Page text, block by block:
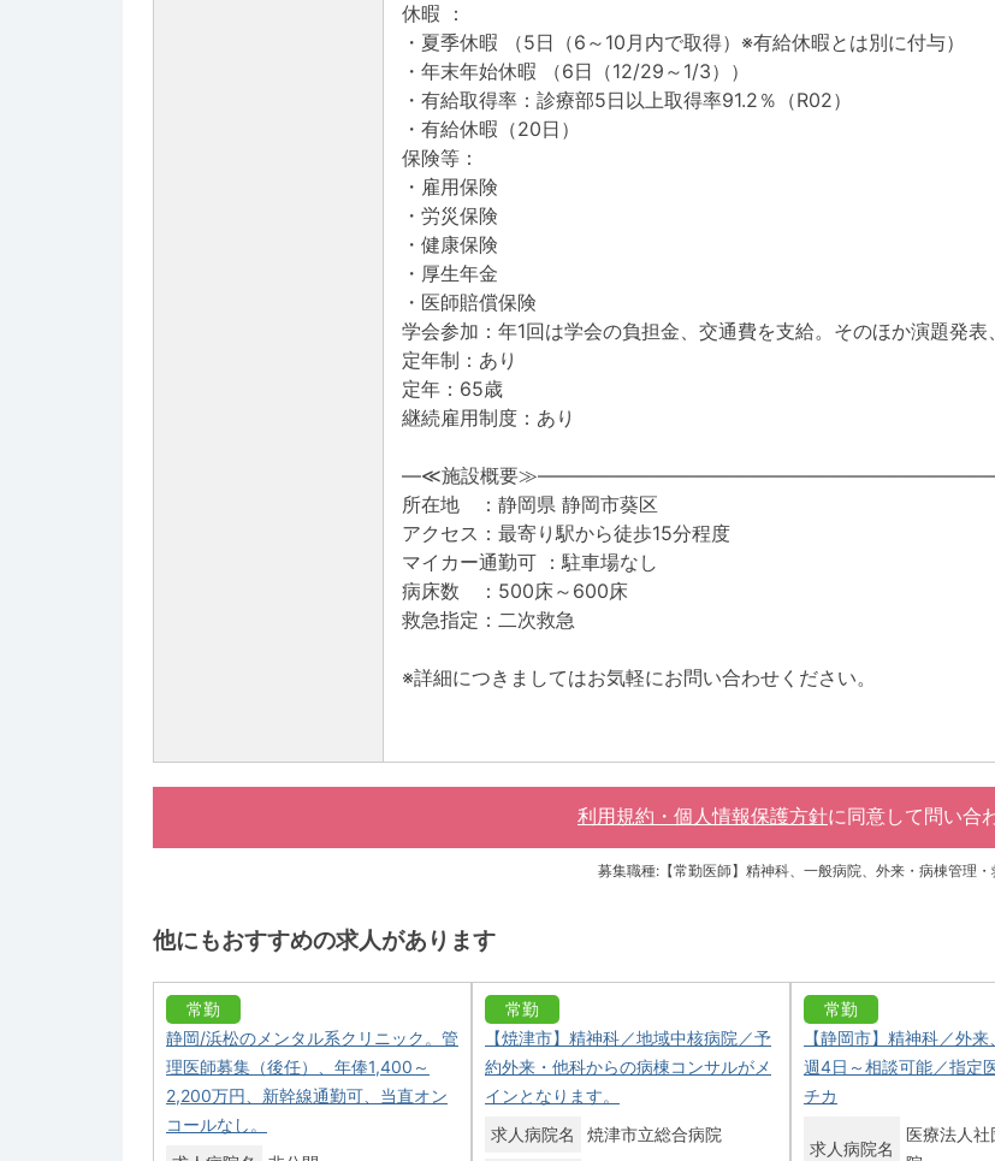
休暇 ：
・夏季休暇 （5日（6～10月内で取得）※有給休暇とは別に付与）
・年末年始休暇 （6日（12/29～1/3））
・有給取得率：診療部5日以上取得率91.2％（R02）
・有給休暇（20日）
保険等：
・雇用保険
・労災保険
・健康保険
・厚生年金
・医師賠償保険
学会参加：年1回は学会の負担金、交通費を支給。そのほか演題発
定年制：あり
定年：65歳
継続雇用制度：あり
―≪施設概要
所在地 ：静岡県 静岡市葵区
アクセス：最寄り駅から徒歩15分程度
マイカー通勤可 ：駐車場なし
病床数 ：500床～600床
救急指定：二次救急
※詳細につきましてはお気軽にお問い合わせください。
利用規約・個人情報保護方針に同意して 問い合
募集職種:【常勤医師】精神科、一般病院、外来・病棟管理・
他にもおすすめの求人があります
常勤
静岡/浜松のメンタル系クリニック。管
理医師募集（後任）、年俸1,400～
2,200万円、新幹線通勤可、当直オン
コールなし。
常勤
【焼津市】精神科／地域中核病院／予
約外来・他科からの病棟コンサルがメ
インとなります。
求人病院名
焼津市立総合病院
常勤
【静岡市】精神科／外
週4日～相談可能／指定
チカ
求人病院名
医療法人